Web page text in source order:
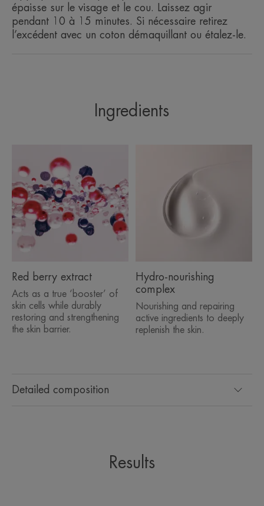
• APAISE grâce aux propriétés de l’Eau thermale
d’Avène.
• HYDRATE et renforce la barrière cutanée.
ENVIRONMENT
¹Pourcentage de satisfaction. test d'usage, 85 sujets, 1 à 2 applications par
jour pendant 21 jours.
épaisse sur le visage et le cou. Laissez agir
pendant 10 à 15 minutes. Si nécessaire retirez
l’excédent avec un coton démaquillant ou étalez-le.
Ingredients
Detailed composition
Red berry extract
Acts as a true ‘booster’ of
skin cells while durably
restoring and strengthening
the skin barrier.
Hydro-nourishing
complex
Nourishing and repairing
active ingredients to deeply
replenish the skin.
Results